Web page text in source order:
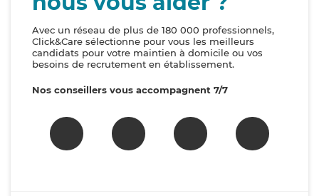
Avec un réseau de plus de 180 000 professionnels,
Click&Care sélectionne pour vous les meilleurs
candidats pour votre maintien à domicile ou vos
besoins de recrutement en établissement.
Nos conseillers vous accompagnent 7/7